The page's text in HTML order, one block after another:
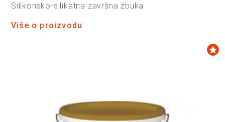
Silikonsko-silikatna završna žbuka
Više o proizvodu